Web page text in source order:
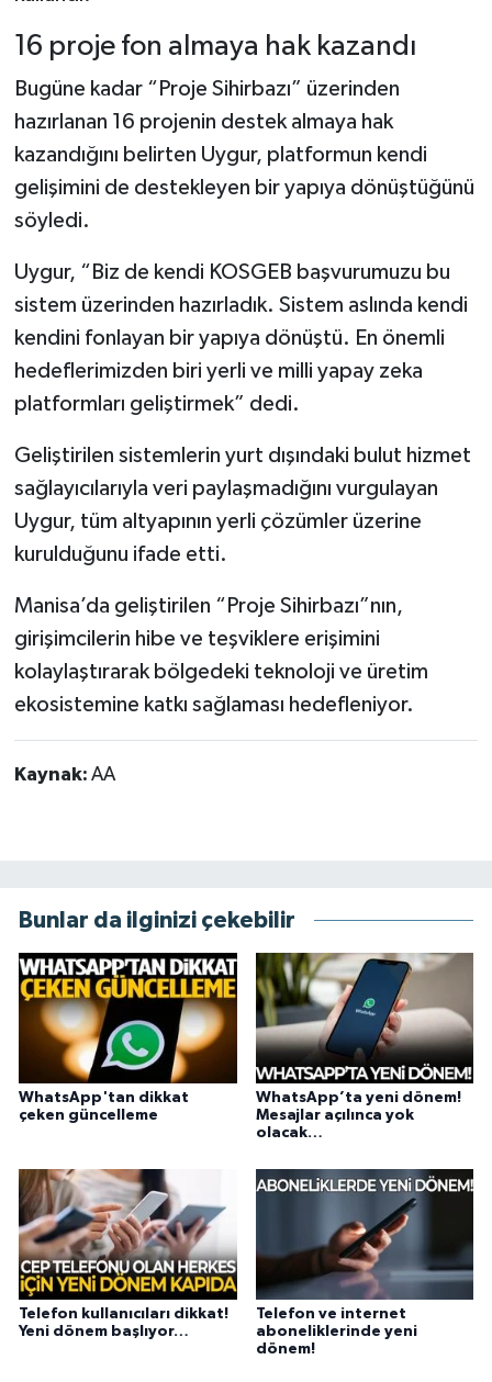
16 proje fon almaya hak kazandı
Bugüne kadar “Proje Sihirbazı” üzerinden
hazırlanan 16 projenin destek almaya hak
kazandığını belirten Uygur, platformun kendi
gelişimini de destekleyen bir yapıya dönüştüğünü
söyledi.
Uygur, “Biz de kendi KOSGEB başvurumuzu bu
sistem üzerinden hazırladık. Sistem aslında kendi
kendini fonlayan bir yapıya dönüştü. En önemli
hedeflerimizden biri yerli ve milli yapay zeka
platformları geliştirmek” dedi.
Geliştirilen sistemlerin yurt dışındaki bulut hizmet
sağlayıcılarıyla veri paylaşmadığını vurgulayan
Uygur, tüm altyapının yerli çözümler üzerine
kurulduğunu ifade etti.
Manisa’da geliştirilen “Proje Sihirbazı”nın,
girişimcilerin hibe ve teşviklere erişimini
kolaylaştırarak bölgedeki teknoloji ve üretim
ekosistemine katkı sağlaması hedefleniyor.
Kaynak: AA
Bunlar da ilginizi çekebilir
WhatsApp'tan dikkat
çeken güncelleme
WhatsApp’ta yeni dönem!
Mesajlar açılınca yok
olacak…
Telefon kullanıcıları dikkat!
Yeni dönem başlıyor…
Telefon ve internet
aboneliklerinde yeni
dönem!